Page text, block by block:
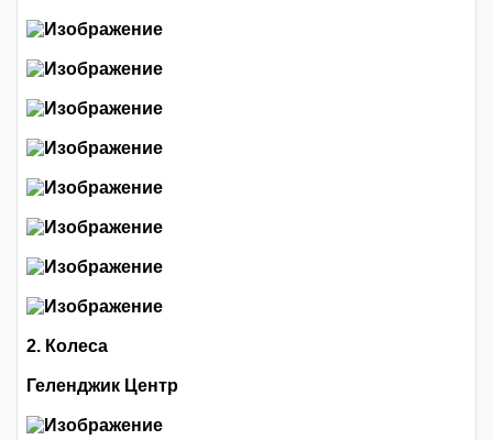
2. Колеса
Геленджик Центр